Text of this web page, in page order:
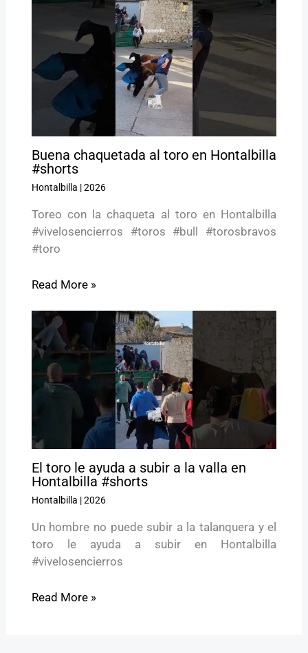
Buena chaquetada al toro en Hontalbilla
#shorts
Hontalbilla |2026
Toreo con la chaqueta al toro en Hontalbilla
#vivelosencierros #toros #bull #torosbravos
#toro
Read More »
El toro le ayuda a subir a la valla en
Hontalbilla #shorts
Hontalbilla |2026
Un hombre no puede subir a la talanquera y el
toro le ayuda a subir en Hontalbilla
#vivelosencierros
Read More »